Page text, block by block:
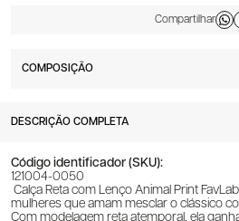
COMPOSIÇÃO
DESCRIÇÃO COMPLETA
Código identificador (SKU):
121004-0050
Calça Reta com Lenço Animal Print
mulheres que amam mesclar o clássico
Com modelagem reta atemporal, ela